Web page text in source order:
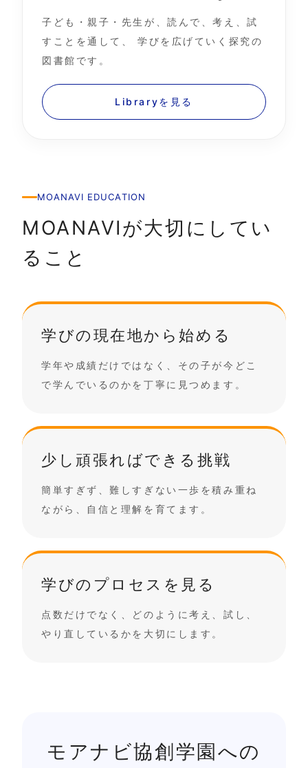
子ども・親子・先生が、読んで、考え、試
すことを通して、 学びを広げていく探究の
図書館です。
Libraryを見る
MOANAVI EDUCATION
MOANAVIが大切にしてい
ること
学びの現在地から始める
学年や成績だけではなく、その子が今どこ
で学んでいるのかを丁寧に見つめます。
少し頑張ればできる挑戦
簡単すぎず、難しすぎない一歩を積み重ね
ながら、自信と理解を育てます。
学びのプロセスを見る
点数だけでなく、どのように考え、試し、
やり直しているかを大切にします。
モアナビ協創学園への